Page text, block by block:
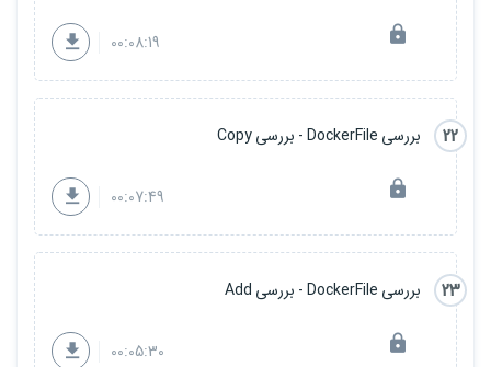
00:08:19
22 بررسی DockerFile - بررسی Copy
00:07:49
23 بررسی DockerFile - بررسی Add
00:05:30